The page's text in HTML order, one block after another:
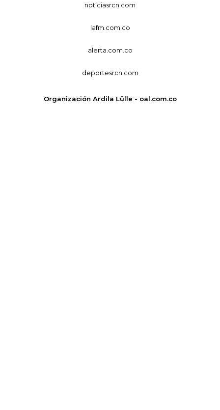
noticiasrcn.com
lafm.com.co
alerta.com.co
deportesrcn.com
Organización Ardila Lülle - oal.com.co